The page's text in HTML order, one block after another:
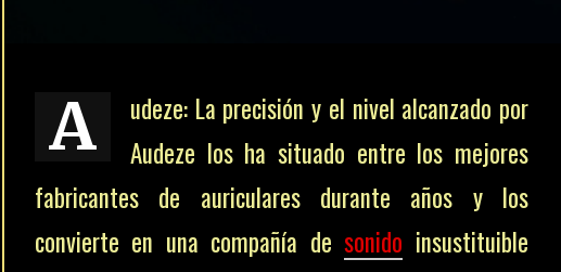
A
udeze: La precisión y el nivel alcanzado por
Audeze los ha situado entre los mejores
fabricantes de auriculares durante años y los
convierte en una compañía de sonido insustituible